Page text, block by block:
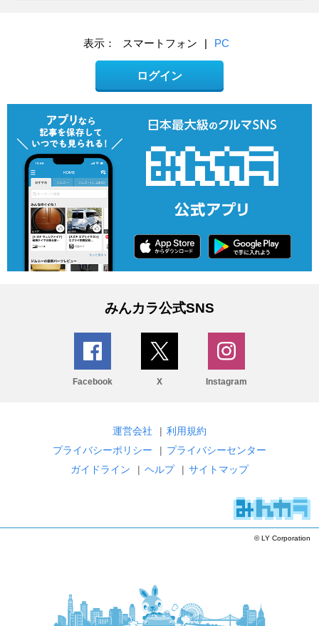
表示： スマートフォン | PC
ログイン
みんカラ公式SNS
Facebook X Instagram
運営会社 | 利用規約
プライバシーポリシー
| プライバシーセンター
ガイドライン
| ヘルプ | サイトマップ
© LY Corporation